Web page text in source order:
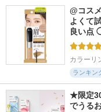
@コス
よくて
良い点
カラーリ
ランキン
★限定
でうる